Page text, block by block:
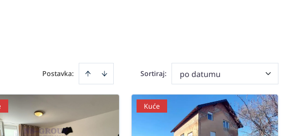
Postavka: Sortiraj: po datumu
Kuće